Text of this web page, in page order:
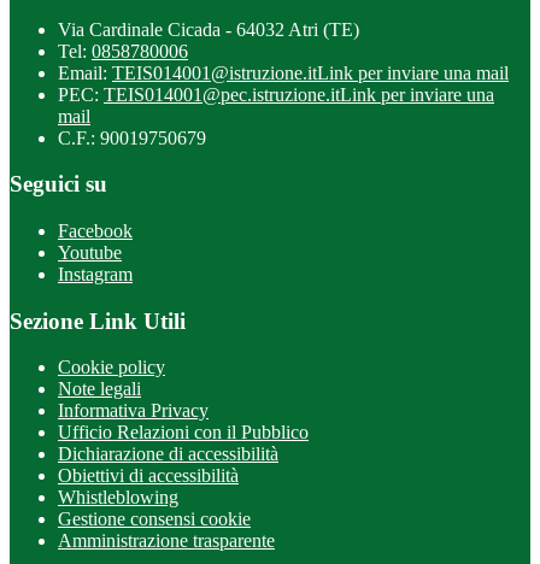
Via Cardinale Cicada - 64032 Atri (TE)
Tel: 0858780006
Email: TEIS014001@istruzione.itLink per inviare una mail
PEC: TEIS014001@pec.istruzione.itLink per inviare una
mail
C.F.: 90019750679
Seguici su
Facebook
Youtube
Instagram
Sezione Link Utili
Cookie policy
Note legali
Informativa Privacy
Ufficio Relazioni con il Pubblico
Dichiarazione di accessibilità
Obiettivi di accessibilità
Whistleblowing
Gestione consensi cookie
Amministrazione trasparente